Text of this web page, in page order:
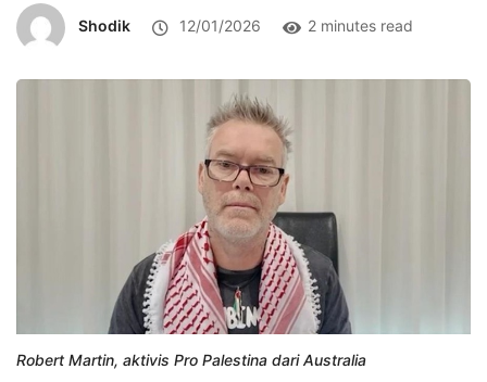
Shodik 12/01/2026 2 minutes read
Robert Martin, aktivis Pro Palestina dari Australia